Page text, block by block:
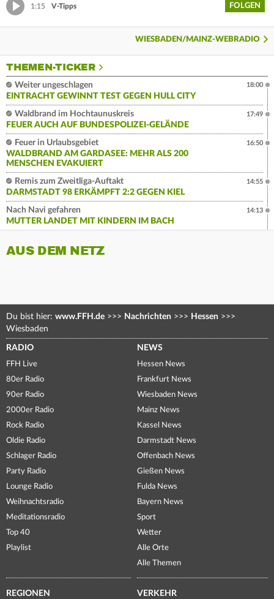
1:15 V-Tipps FOLGEN
WIESBADEN/MAINZ-WEBRADIO
THEMEN-TICKER
Weiter ungeschlagen
EINTRACHT GEWINNT TEST GEGEN HULL CITY
18:00
Waldbrand im Hochtaunuskreis
FEUER AUCH AUF BUNDESPOLIZEI-GELÄNDE
17:49
Feuer in Urlaubsgebiet
WALDBRAND AM GARDASEE: MEHR ALS 200
MENSCHEN EVAKUIERT
16:50
Remis zum Zweitliga-Auftakt
DARMSTADT 98 ERKÄMPFT 2:2 GEGEN KIEL
14:55
Nach Navi gefahren
MUTTER LANDET MIT KINDERN IM BACH
14:13
AUS DEM NETZ
Du bist hier: www.FFH.de >>> Nachrichten >>> Hessen >>>
Wiesbaden
RADIO
FFH Live
80er Radio
90er Radio
2000er Radio
Rock Radio
Oldie Radio
Schlager Radio
Party Radio
Lounge Radio
Weihnachtsradio
Meditationsradio
Top 40
Playlist
NEWS
Hessen News
Frankfurt News
Wiesbaden News
Mainz News
Kassel News
Darmstadt News
Offenbach News
Gießen News
Fulda News
Bayern News
Sport
Wetter
Alle Orte
Alle Themen
REGIONEN VERKEHR